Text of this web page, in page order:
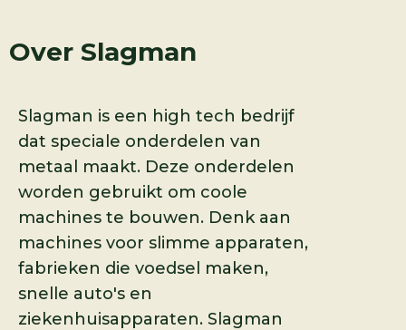
Over Slagman
Slagman is een high tech bedrijf
dat speciale onderdelen van
metaal maakt. Deze onderdelen
worden gebruikt om coole
machines te bouwen. Denk aan
machines voor slimme apparaten,
fabrieken die voedsel maken,
snelle auto's en
ziekenhuisapparaten. Slagman